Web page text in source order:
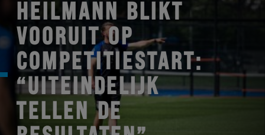
HEILMANN BLIKT
VOORUIT OP
COMPETITIESTART:
“UITEINDELIJK
TELLEN DE